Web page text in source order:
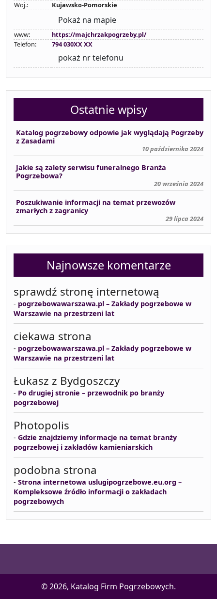
Woj.:
Kujawsko-Pomorskie
Pokaż na mapie
www:
https://majchrzakpogrzeby.pl/
Telefon:
794 030XX XX
pokaż nr telefonu
Ostatnie wpisy
Katalog pogrzebowy odpowie jak wyglądają Pogrzeby
z Zasadami
10 października 2024
Jakie są zalety serwisu funeralnego Branża
Pogrzebowa?
20 września 2024
Poszukiwanie informacji na temat przewozów
zmarłych z zagranicy
29 lipca 2024
Najnowsze komentarze
sprawdź stronę internetową
- pogrzebowawarszawa.pl – Zakłady pogrzebowe w
Warszawie na przestrzeni lat
ciekawa strona
- pogrzebowawarszawa.pl – Zakłady pogrzebowe w
Warszawie na przestrzeni lat
Łukasz z Bydgoszczy
- Po drugiej stronie – przewodnik po branży
pogrzebowej
Photopolis
- Gdzie znajdziemy informacje na temat branży
pogrzebowej i zakładów kamieniarskich
podobna strona
- Strona internetowa uslugipogrzebowe.eu.org –
Kompleksowe źródło informacji o zakładach
pogrzebowych
© 2026, Katalog Firm Pogrzebowych.